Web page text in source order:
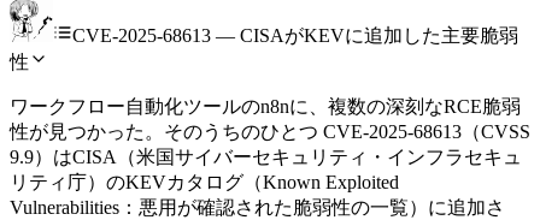
CVE-2025-68613 — CISAがKEVに追加した主要脆弱
性
ワークフロー自動化ツールのn8nに、複数の深刻なRCE脆弱
性が見つかった。そのうちのひとつ CVE-2025-68613（CVSS
9.9）はCISA（米国サイバーセキュリティ・インフラセキュ
リティ庁）のKEVカタログ（Known Exploited
Vulnerabilities：悪用が確認された脆弱性の一覧）に追加さ